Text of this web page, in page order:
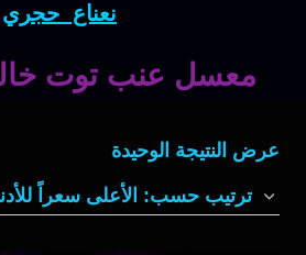
نعناع حجري
معسل عنب توت
عرض النتيجة الوحيدة